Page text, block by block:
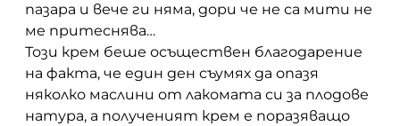
пазара и вече ги няма, дори че не са мити не
ме притеснява…
Този крем беше осъществен благодарение
на факта, че един ден съумях да опазя
няколко маслини от лакомата си за плодове
натура, а полученият крем е поразяващо